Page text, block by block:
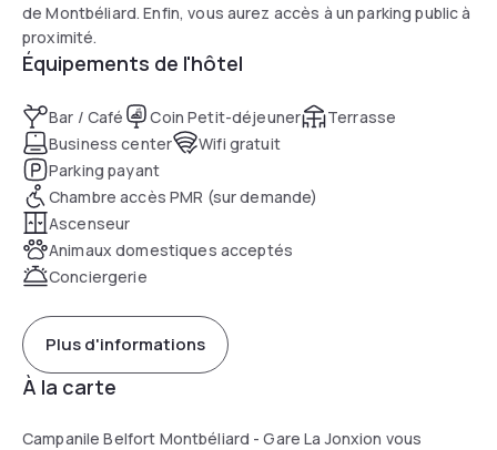
de Montbéliard. Enfin, vous aurez accès à un parking public à
proximité.
Équipements de l'hôtel
Bar / Café Coin Petit-déjeuner
Terrasse
Business center
Wifi gratuit
Parking payant
Chambre accès PMR (sur demande)
Ascenseur
Animaux domestiques acceptés
Conciergerie
Plus d'informations
À la carte
Campanile Belfort Montbéliard - Gare La Jonxion vous